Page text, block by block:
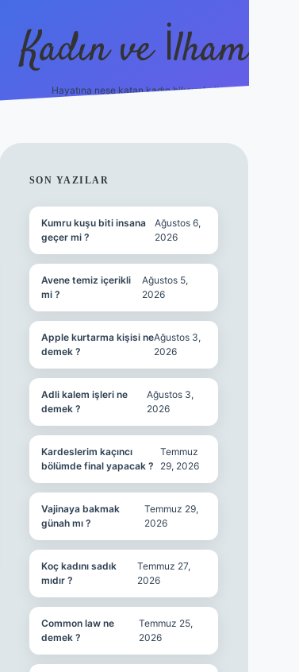
Kadın ve İlham
Hayatına neşe katan kadın hikayeleri!
SIDEBAR
SON YAZILAR
Kumru kuşu biti insana
geçer mi ?
Ağustos 6,
2026
Avene temiz içerikli
mi ?
Ağustos 5,
2026
Apple kurtarma kişisi ne
demek ?
Ağustos 3,
2026
Adli kalem işleri ne
demek ?
Ağustos 3,
2026
Kardeslerim kaçıncı
bölümde final yapacak ?
Temmuz
29, 2026
Vajinaya bakmak
günah mı ?
Temmuz 29,
2026
Koç kadını sadık
mıdır ?
Temmuz 27,
2026
Common law ne
demek ?
Temmuz 25,
2026
ilbet https://